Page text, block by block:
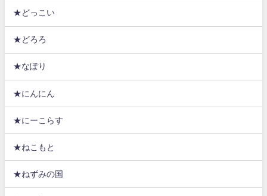
★どっこい
★どろろ
★なぽり
★にんにん
★にーこらす
★ねこもと
★ねずみの国